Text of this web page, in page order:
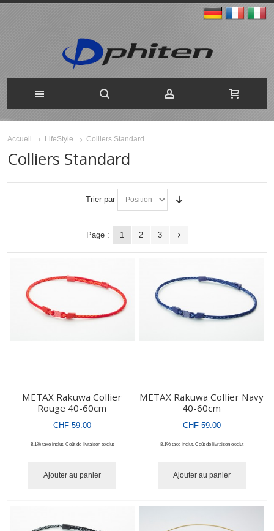
Accueil LifeStyle Colliers Standard
Colliers Standard
Trier par
Page : 1 2 3
METAX Rakuwa Collier
Rouge 40-60cm
CHF 59.00
8.1% taxe inclut, Coût de livraisonexclut
Ajouter au panier
METAX Rakuwa Collier Navy
40-60cm
CHF 59.00
8.1% taxe inclut, Coût de livraisonexclut
Ajouter au panier